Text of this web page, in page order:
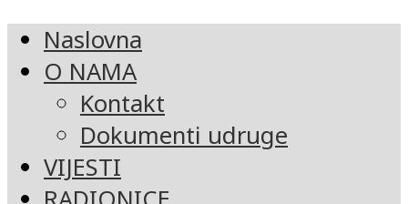
Naslovna
O NAMA
Kontakt
Dokumenti udruge
VIJESTI